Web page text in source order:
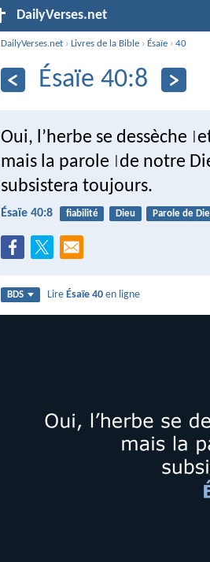
DailyVerses.net
DailyVerses.net ›Livres de la Bible › Ésaïe ›40
Ésaïe 40:8
Oui, l’herbe se dessèche
mais la parole de notre
subsistera toujours.
Ésaïe 40:8 fiabilité Dieu Parole de
BDS LireÉsaïe 40 en ligne